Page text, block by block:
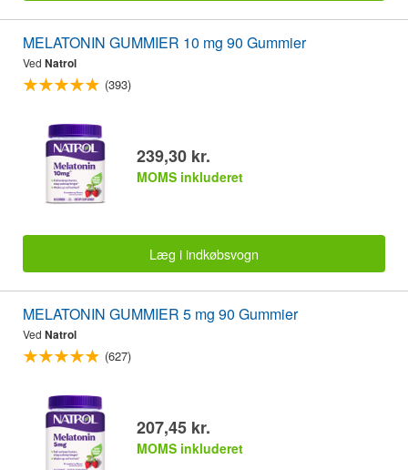
MELATONIN GUMMIER 10 mg 90 Gummier
Ved Natrol
(393)
239,30 kr.
MOMS inkluderet
Læg i indkøbsvogn
MELATONIN GUMMIER 5 mg 90 Gummier
Ved Natrol
(627)
207,45 kr.
MOMS inkluderet